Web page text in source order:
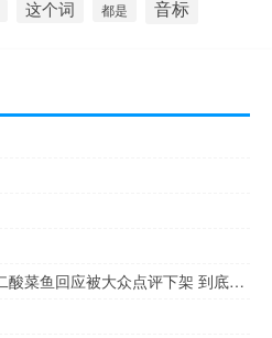
这个词 都是 音标
500多家门店凭空消失？太二酸菜鱼回应被大众点评下架 到底什么情况呢